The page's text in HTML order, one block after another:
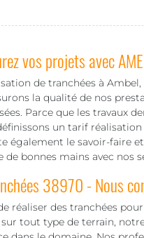
vos projets avec
de tranchées à
la qualité de nos
Parce que les travaux
un tarif
également le savoir-faire
bonnes mains avec nos
38970 - Nous
réaliser des tranchées
tout type de terrain,